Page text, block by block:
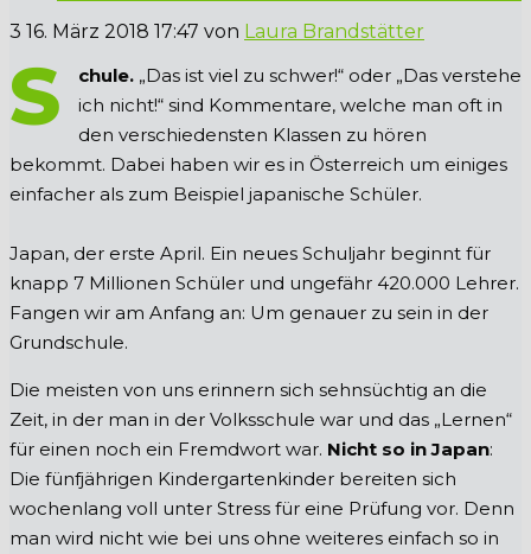
3 16. März 2018 17:47 von Laura Brandstätter
S chule. „Das ist viel zu schwer!“ oder „Das verstehe
ich nicht!“ sind Kommentare, welche man oft in
den verschiedensten Klassen zu hören
bekommt. Dabei haben wir es in Österreich um einiges
einfacher als zum Beispiel japanische Schüler.
Japan, der erste April. Ein neues Schuljahr beginnt für
knapp 7 Millionen Schüler und ungefähr 420.000 Lehrer.
Fangen wir am Anfang an: Um genauer zu sein in der
Grundschule.
Die meisten von uns erinnern sich sehnsüchtig an die
Zeit, in der man in der Volksschule war und das „Lernen“
für einen noch ein Fremdwort war. Nicht so in Japan:
Die fünfjährigen Kindergartenkinder bereiten sich
wochenlang voll unter Stress für eine Prüfung vor. Denn
man wird nicht wie bei uns ohne weiteres einfach so in